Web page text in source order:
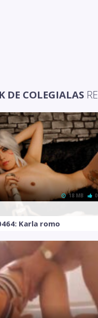
DE COLEGIALAS
18 MB
Karla romo